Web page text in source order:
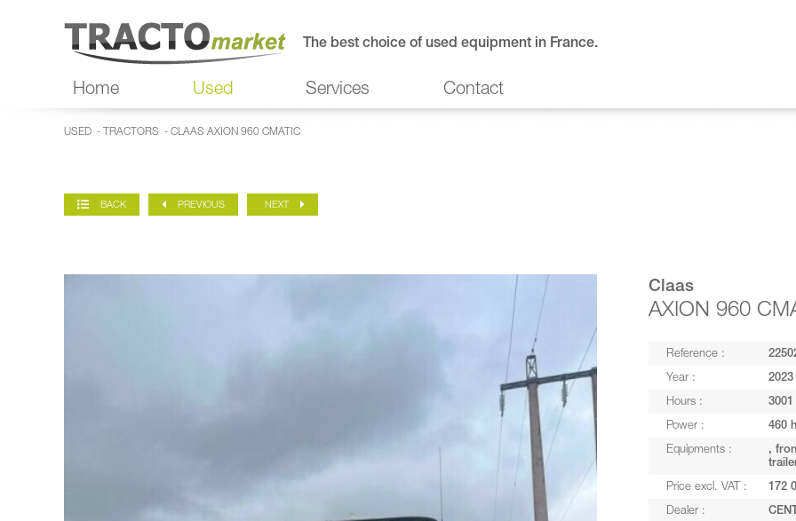
The best choice of used equipment in France.
Home Used Services Contact
USED - TRACTORS - CLAAS AXION 960 CMATIC
BACK PREVIOUS NEXT
Claas
AXION 960
Reference :
Year : 2023
Hours : 3001
Power : 460
Equipments :
,
Price excl. VAT : 172
Dealer :